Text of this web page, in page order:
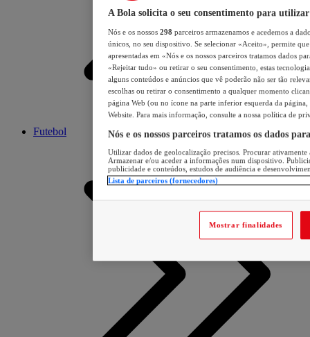
Futebol
A Bola solicita o seu consentimento para utilizar
Nós e os nossos 298 parceiros armazenamos e acedemos a
únicos, no seu dispositivo. Se selecionar «Aceito», permite
apresentadas em «Nós e os nossos parceiros tratamos dados
«Rejeitar tudo» ou retirar o seu consentimento, estas
alguns conteúdos e anúncios que vê poderão não ser tão
escolhas ou retirar o consentimento a qualquer momento
página Web (ou no ícone na parte inferior esquerda da página,
Website. Para mais informação, consulte a nossa política de
Nós e os nossos parceiros tratamos os dados
Utilizar dados de geolocalização precisos. Procurar
Armazenar e/ou aceder a informações num dispositivo.
publicidade e conteúdos, estudos de audiência e
Lista de parceiros (fornecedores)
Mostrar finalidades